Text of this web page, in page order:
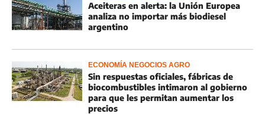
Aceiteras en alerta: la Unión Europea
analiza no importar más biodiesel
argentino
ECONOMÍA NEGOCIOS AGRO
Sin respuestas oficiales, fábricas de
biocombustibles intimaron al gobierno
para que les permitan aumentar los
precios